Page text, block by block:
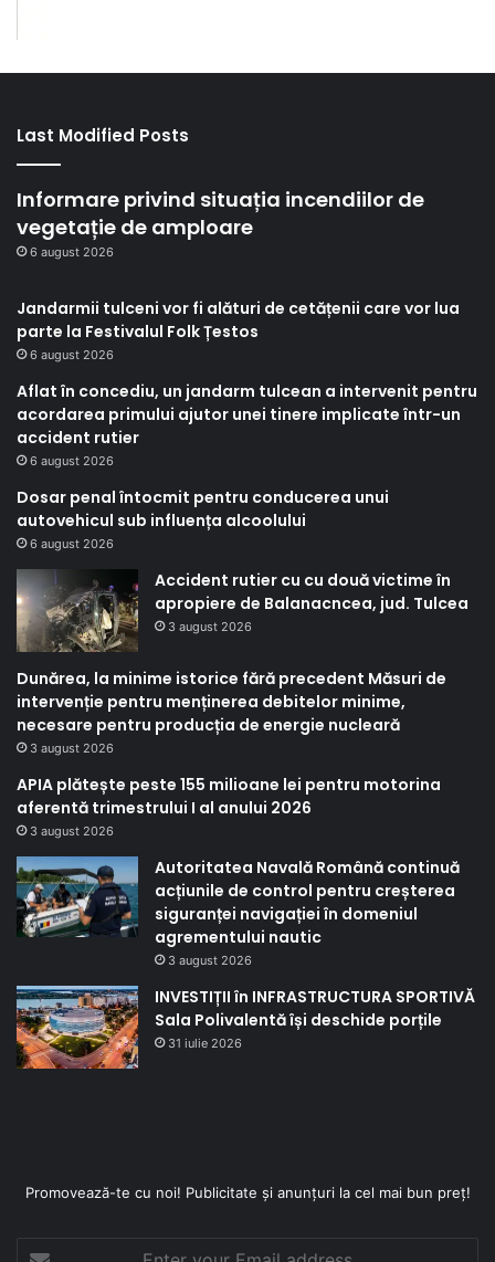
Last Modified Posts
Informare privind situația incendiilor de
vegetație de amploare
6 august 2026
Jandarmii tulceni vor fi alături de cetățenii care vor lua
parte la Festivalul Folk Țestos
6 august 2026
Aflat în concediu, un jandarm tulcean a intervenit pentru
acordarea primului ajutor unei tinere implicate într-un
accident rutier
6 august 2026
Dosar penal întocmit pentru conducerea unui
autovehicul sub influența alcoolului
6 august 2026
Accident rutier cu cu două victime în
apropiere de Balanacncea, jud. Tulcea
3 august 2026
Dunărea, la minime istorice fără precedent Măsuri de
intervenție pentru menținerea debitelor minime,
necesare pentru producția de energie nucleară
3 august 2026
APIA plătește peste 155 milioane lei pentru motorina
aferentă trimestrului I al anului 2026
3 august 2026
Autoritatea Navală Română continuă
acțiunile de control pentru creșterea
siguranței navigației în domeniul
agrementului nautic
3 august 2026
INVESTIȚII în INFRASTRUCTURA SPORTIVĂ
Sala Polivalentă își deschide porțile
31 iulie 2026
Promovează-te cu noi! Publicitate și anunțuri la cel mai bun preț!